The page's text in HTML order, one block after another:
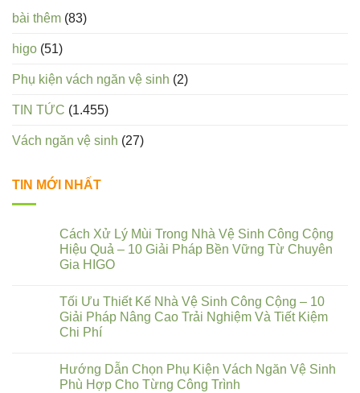
bài thêm (83)
higo (51)
Phụ kiện vách ngăn vệ sinh (2)
TIN TỨC (1.455)
Vách ngăn vệ sinh (27)
TIN MỚI NHẤT
Cách Xử Lý Mùi Trong Nhà Vệ Sinh Công Cộng
Hiệu Quả – 10 Giải Pháp Bền Vững Từ Chuyên
Gia HIGO
Tối Ưu Thiết Kế Nhà Vệ Sinh Công Cộng – 10
Giải Pháp Nâng Cao Trải Nghiệm Và Tiết Kiệm
Chi Phí
Hướng Dẫn Chọn Phụ Kiện Vách Ngăn Vệ Sinh
Phù Hợp Cho Từng Công Trình